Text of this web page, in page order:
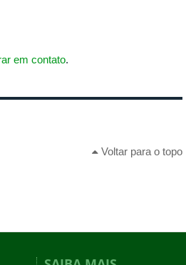
em contato.
Voltar para o topo